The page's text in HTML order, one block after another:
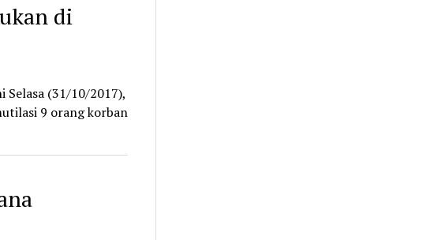
di
Selasa (31/10/2017),
9 orang korban